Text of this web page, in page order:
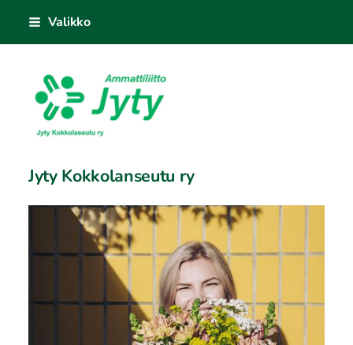
sisältöön
Valikko
Jyty Kokkolanseutu ry
Jyty Kokkolanseutu ry